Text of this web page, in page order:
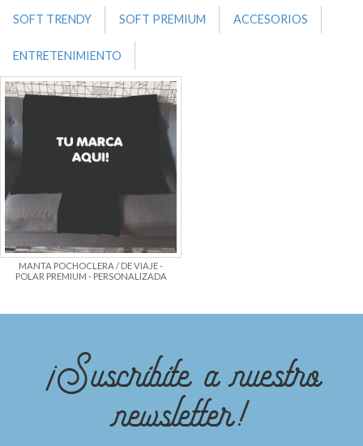
SOFT TRENDY SOFT PREMIUM ACCESORIOS
ENTRETENIMIENTO
MANTA POCHOCLERA / DE VIAJE -
POLAR PREMIUM - PERSONALIZADA
¡Suscribite a nuestro
newsletter!